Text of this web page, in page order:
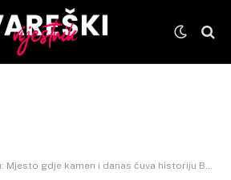
gdje kamen i danas čuva historiju Bosne